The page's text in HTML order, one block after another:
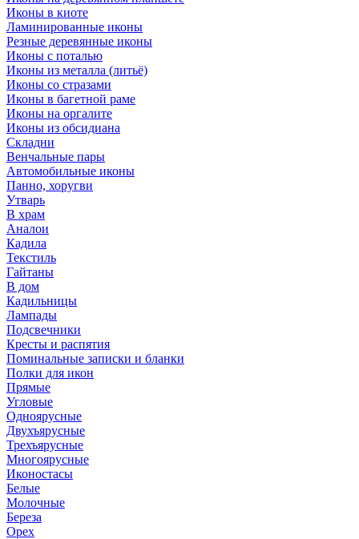
Иконы в киоте
Ламинированные иконы
Резные деревянные иконы
Иконы с поталью
Иконы из металла (литьё)
Иконы со стразами
Иконы в багетной раме
Иконы на оргалите
Иконы из обсидиана
Складни
Венчальные пары
Автомобильные иконы
Панно, хоругви
Утварь
В храм
Аналои
Кадила
Текстиль
Гайтаны
В дом
Кадильницы
Лампады
Подсвечники
Кресты и распятия
Поминальные записки и бланки
Полки для икон
Прямые
Угловые
Одноярусные
Двухъярусные
Трехъярусные
Многоярусные
Иконостасы
Белые
Молочные
Береза
Орех